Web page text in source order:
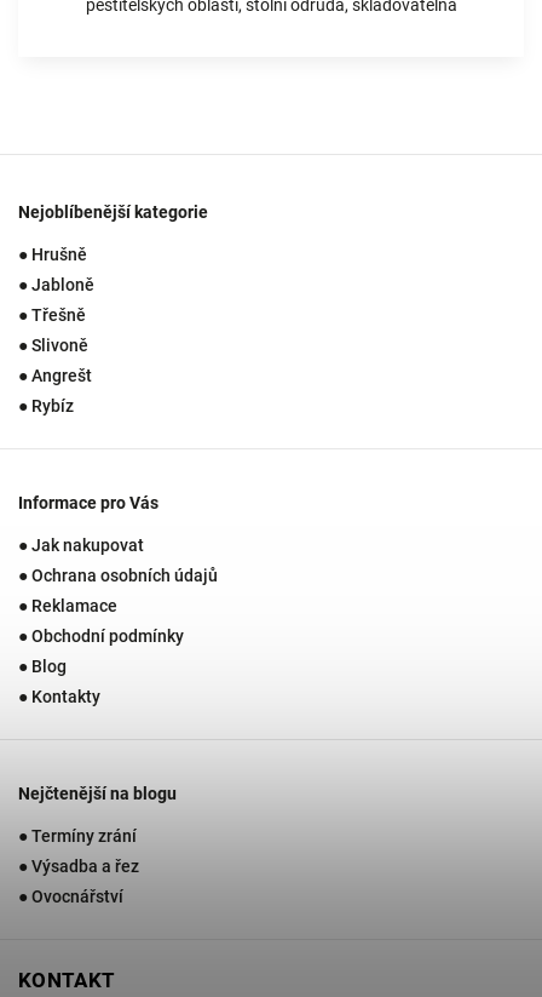
pěstitelských oblastí, stolní odrůda, skladovatelná
Nejoblíbenější kategorie
● Hrušně
● Jabloně
● Třešně
● Slivoně
● Angrešt
● Rybíz
Informace pro Vás
● Jak nakupovat
● Ochrana osobních údajů
● Reklamace
● Obchodní podmínky
● Blog
● Kontakty
Nejčtenější na blogu
● Termíny zrání
● Výsadba a řez
● Ovocnářství
KONTAKT